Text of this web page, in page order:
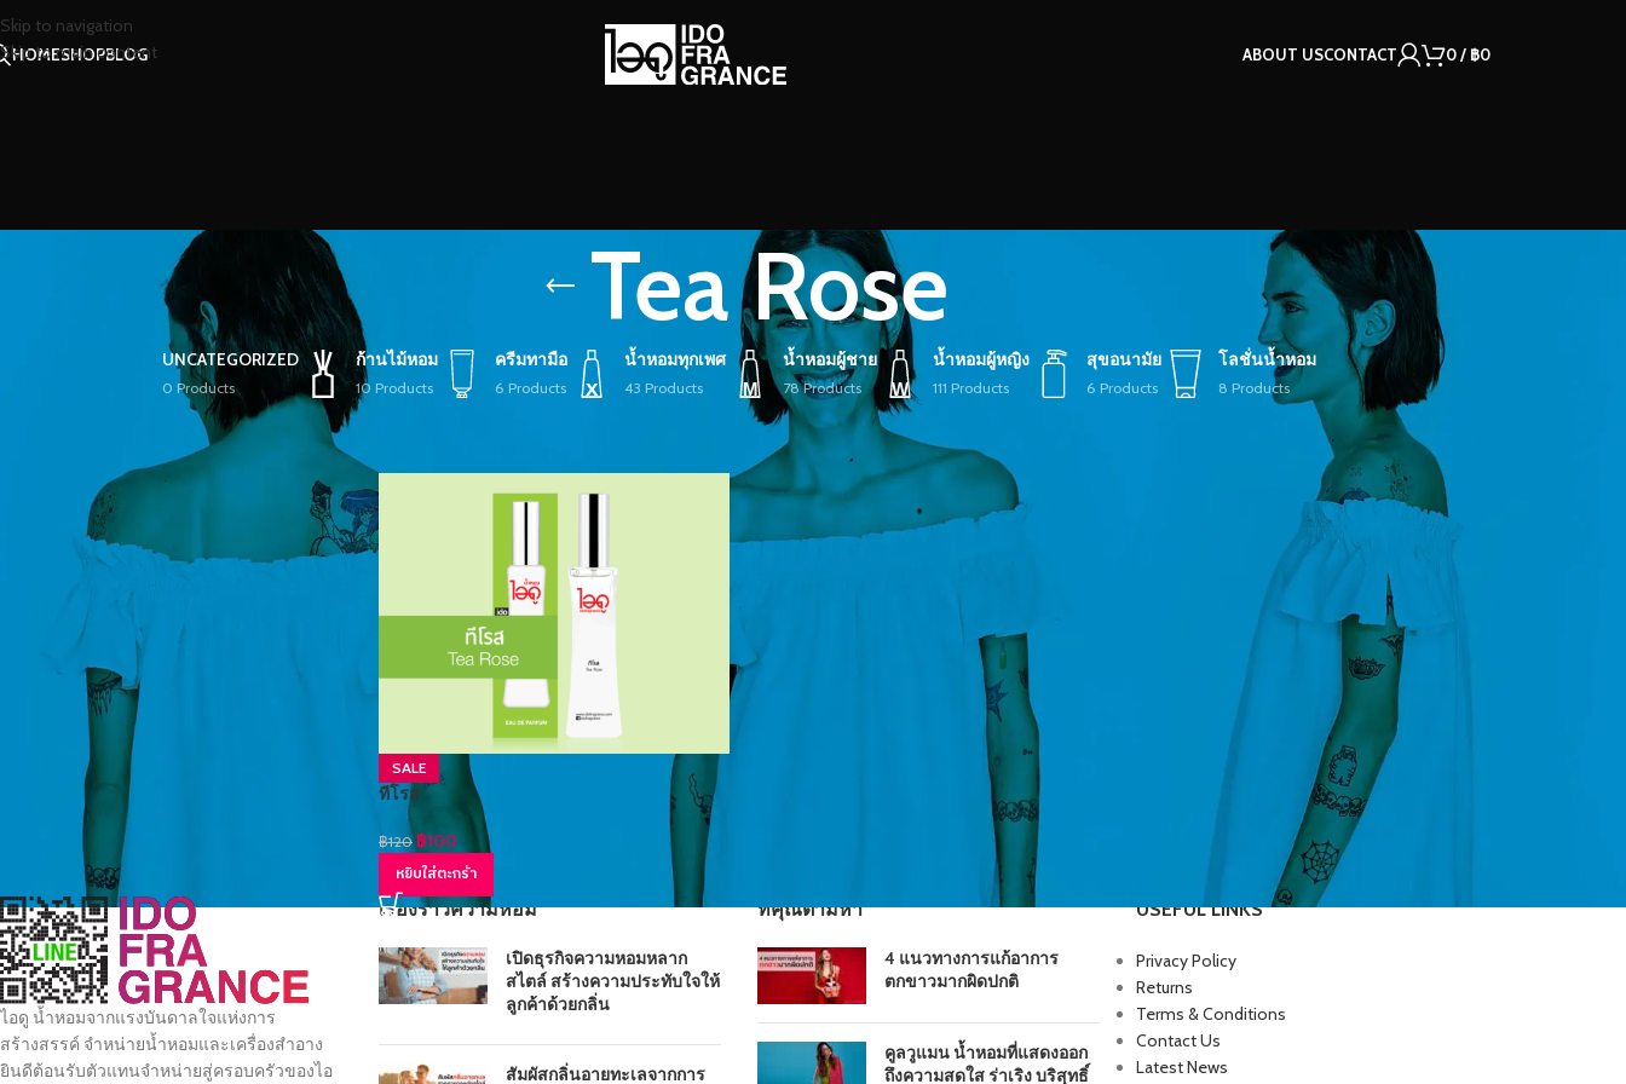
Skip to navigation
Skip to main content
HOMESHOPBLOG ABOUT USCONTACT 0/ ฿0
Tea Rose
UNCATEGORIZED
0 Products
ก้านไม้หอม
10 Products
ครีมทามือ
6 Products
น้ำหอมทุกเพศ
43 Products
น้ำหอมผู้ชาย
78 Products
น้ำหอมผู้หญิง
111 Products
สุขอนามัย
6 Products
โลชั่นน้ำหอม
8 Products
SALE
ทีโรส
฿120 ฿100
หยิบใส่ตะกร้า
ไอดู น้ำหอมจากแรงบันดาลใจแห่งการ
สร้างสรรค์ จำหน่ายน้ำหอมและเครื่องสำอาง
ยินดีต้อนรับตัวแทนจำหน่ายสู่ครอบครัวของไอ
เรื่องราวความหอม
เปิดธุรกิจความหอมหลาก
สไตล์ สร้างความประทับใจให้
ลูกค้าด้วยกลิ่น
สัมผัสกลิ่นอายทะเลจากการ
ที่คุณตามหา
4 แนวทางการแก้อาการ
ตกขาวมากผิดปกติ
คูลวูแมน น้ำหอมที่แสดงออก
ถึงความสดใส ร่าเริง บริสุทธิ์
USEFUL LINKS
Privacy Policy
Returns
Terms & Conditions
Contact Us
Latest News